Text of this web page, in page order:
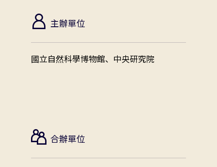
主辦單位
國立自然科學博物館、中央研究院
合辦單位